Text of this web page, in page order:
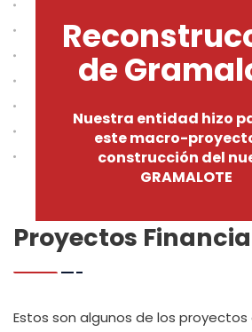
de
Nuestra entidad hizo
este macro-
construcción del
GRAMALOTE
Proyectos
Estos son algunos de los